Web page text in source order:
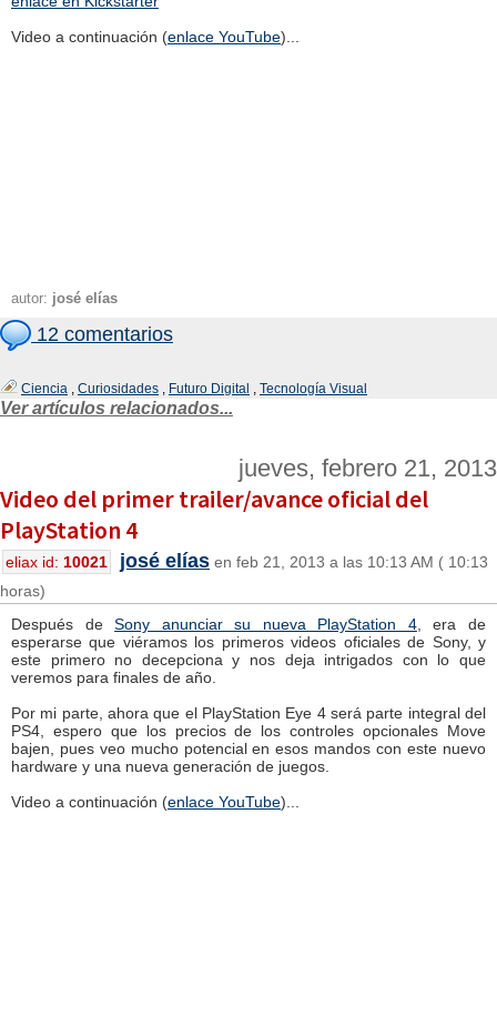
Video a continuación (enlace YouTube)...
autor: josé elías
12 comentarios
Ciencia , Curiosidades , Futuro Digital , Tecnología Visual
Ver artículos relacionados...
jueves, febrero 21, 2013
Video del primer trailer/avance oficial del
PlayStation 4
eliax id: 10021 josé elías en feb 21, 2013 a las 10:13 AM ( 10:13
horas)
Después deSony anunciar su nueva PlayStation 4, era de
esperarse que viéramos los primeros videos oficiales de Sony, y
este primero no decepciona y nos deja intrigados con lo que
veremos para finales de año.
Por mi parte, ahora que el PlayStation Eye 4 será parte integral del
PS4, espero que los precios de los controles opcionales Move
bajen, pues veo mucho potencial en esos mandos con este nuevo
hardware y una nueva generación de juegos.
Video a continuación (enlace YouTube)...